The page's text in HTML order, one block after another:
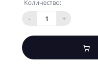
Количество:
-
+